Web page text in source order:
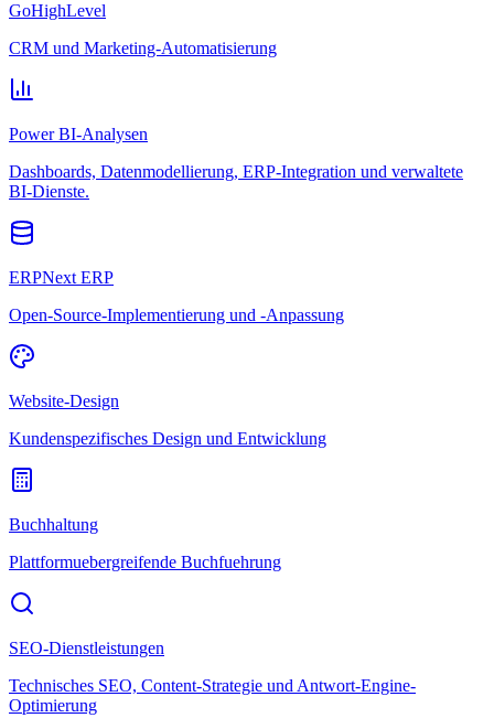
GoHighLevel
CRM und Marketing-Automatisierung
Power BI-Analysen
Dashboards, Datenmodellierung, ERP-Integration und verwaltete
BI-Dienste.
ERPNext ERP
Open-Source-Implementierung und -Anpassung
Website-Design
Kundenspezifisches Design und Entwicklung
Buchhaltung
Plattformuebergreifende Buchfuehrung
SEO-Dienstleistungen
Technisches SEO, Content-Strategie und Antwort-Engine-
Optimierung